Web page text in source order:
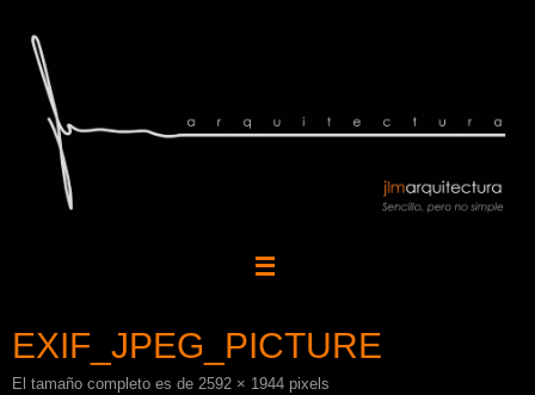
contenido
EXIF_JPEG_PICTURE
El tamaño completo es de 2592 × 1944 pixels